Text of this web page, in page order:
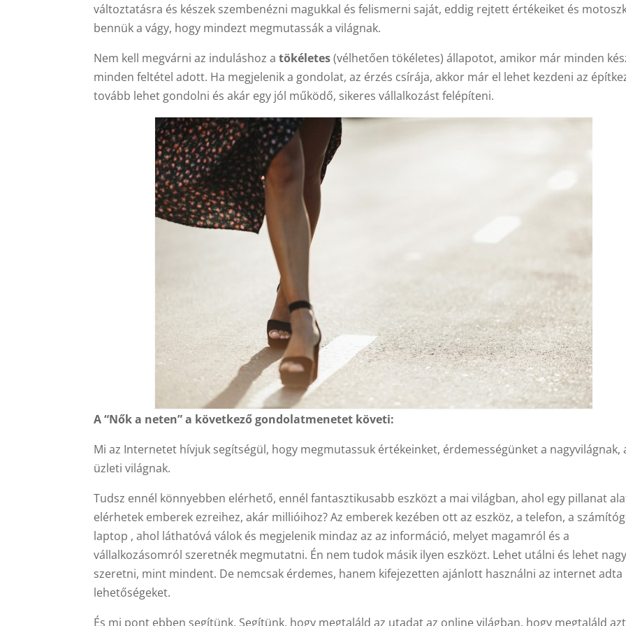
változtatásra és készek szembenézni magukkal és felismerni saját, eddig rejtett értékeiket és
bennük a vágy, hogy mindezt megmutassák a világnak.
Nem kell megvárni az induláshoz atökéletes(vélhetően tökéletes) állapotot, amikor már minden
minden feltétel adott. Ha megjelenik a gondolat, az érzés csírája, akkor már el lehet kezdeni az
tovább lehet gondolni és akár egy jól működő, sikeres vállalkozást felépíteni.
A “Nők a neten” a következő gondolatmenetet követi:
Mi az Internetet hívjuk segítségül, hogy megmutassuk értékeinket, érdemességünket a nagyvilágnak,
üzleti világnak.
Tudsz ennél könnyebben elérhető, ennél fantasztikusabb eszközt a mai világban, ahol egy pillanat
elérhetek emberek ezreihez, akár millióihoz? Az emberek kezében ott az eszköz, a telefon, a
laptop , ahol láthatóvá válok és megjelenik mindaz az az információ, melyet magamról és a
vállalkozásomról szeretnék megmutatni. Én nem tudok másik ilyen eszközt. Lehet utálni és lehet
szeretni, mint mindent. De nemcsak érdemes, hanem kifejezetten ajánlott használni az internet adta
lehetőségeket.
És mi pont ebben segítünk. Segítünk, hogy megtaláld az utadat az online világban, hogy megtaláld